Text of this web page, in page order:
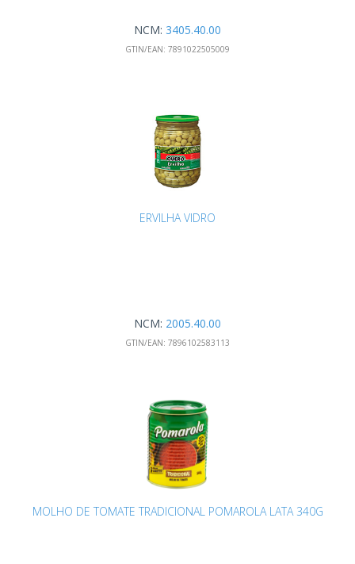
NCM: 3405.40.00
GTIN/EAN: 7891022505009
ERVILHA VIDRO
NCM: 2005.40.00
GTIN/EAN: 7896102583113
MOLHO DE TOMATE TRADICIONAL POMAROLA LATA 340G